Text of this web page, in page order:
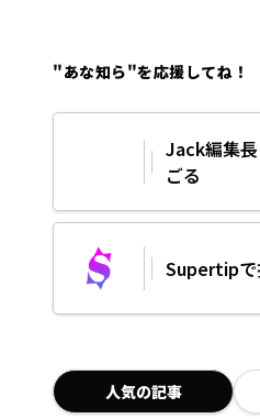
"あな知ら"を応援してね！
Jack編集
ごる
Supertipで
人気の記事